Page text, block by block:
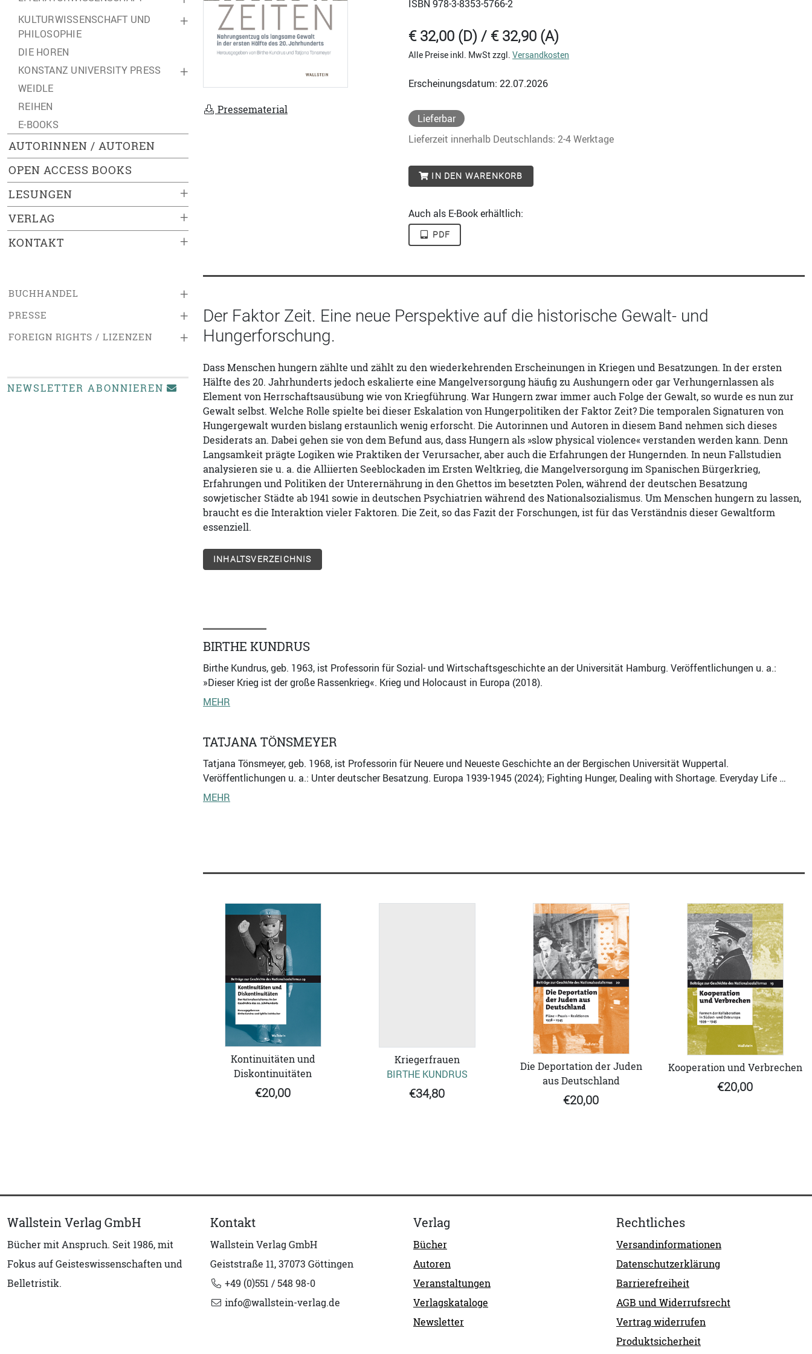
+
KULTURWISSENSCHAFT UND
PHILOSOPHIE
DIE HOREN
+
KONSTANZ UNIVERSITY PRESS
WEIDLE
REIHEN
E-BOOKS
AUTORINNEN / AUTOREN
OPEN ACCESS BOOKS
+
LESUNGEN
+
VERLAG
+
KONTAKT
+
BUCHHANDEL
+
PRESSE
+
FOREIGN RIGHTS / LIZENZEN
NEWSLETTER ABONNIEREN
Pressematerial
ISBN 978-3-8353-5766-2
€ 32,00 (D) / € 32,90 (A)
Alle Preise inkl. MwSt zzgl. Versandkosten
Erscheinungsdatum: 22.07.2026
Lieferbar
Lieferzeit innerhalb Deutschlands: 2-4 Werktage
IN DEN WARENKORB
Auch als E-Book erhältlich:
PDF
Der Faktor Zeit. Eine neue Perspektive auf die historische Gewalt- und
Hungerforschung.
Dass Menschen hungern zählte und zählt zu den wiederkehrenden Erscheinungen in Kriegen und Besatzungen. In der ersten
Hälfte des 20. Jahrhunderts jedoch eskalierte eine Mangelversorgung häufig zu Aushungern oder gar Verhungernlassen als
Element von Herrschaftsausübung wie von Kriegführung. War Hungern zwar immer auch Folge der Gewalt, so wurde es nun zur
Gewalt selbst. Welche Rolle spielte bei dieser Eskalation von Hungerpolitiken der Faktor Zeit? Die temporalen Signaturen von
Hungergewalt wurden bislang erstaunlich wenig erforscht. Die Autorinnen und Autoren in diesem Band nehmen sich dieses
Desiderats an. Dabei gehen sie von dem Befund aus, dass Hungern als »slow physical violence« verstanden werden kann. Denn
Langsamkeit prägte Logiken wie Praktiken der Verursacher, aber auch die Erfahrungen der Hungernden. In neun Fallstudien
analysieren sie u. a. die Alliierten Seeblockaden im Ersten Weltkrieg, die Mangelversorgung im Spanischen Bürgerkrieg,
Erfahrungen und Politiken der Unterernährung in den Ghettos im besetzten Polen, während der deutschen Besatzung
sowjetischer Städte ab 1941 sowie in deutschen Psychiatrien während des Nationalsozialismus. Um Menschen hungern zu lassen,
braucht es die Interaktion vieler Faktoren. Die Zeit, so das Fazit der Forschungen, ist für das Verständnis dieser Gewaltform
essenziell.
INHALTSVERZEICHNIS
BIRTHE KUNDRUS
Birthe Kundrus, geb. 1963, ist Professorin für Sozial- und Wirtschaftsgeschichte an der Universität Hamburg. Veröffentlichungen u. a.:
»Dieser Krieg ist der große Rassenkrieg«. Krieg und Holocaust in Europa (2018).
MEHR
TATJANA TÖNSMEYER
Tatjana Tönsmeyer, geb. 1968, ist Professorin für Neuere und Neueste Geschichte an der Bergischen Universität Wuppertal.
Veröffentlichungen u. a.: Unter deutscher Besatzung. Europa 1939-1945 (2024); Fighting Hunger, Dealing with Shortage. Everyday Life …
MEHR
Kontinuitäten und
Diskontinuitäten
€20,00
Kriegerfrauen
BIRTHE KUNDRUS
€34,80
Die Deportation der Juden
aus Deutschland
€20,00
Kooperation und Verbrechen
€20,00
Wallstein Verlag GmbH
Bücher mit Anspruch. Seit 1986, mit
Fokus auf Geisteswissenschaften und
Belletristik.
Kontakt
Wallstein Verlag GmbH
Geiststraße 11, 37073 Göttingen
+49 (0)551 / 548 98-0
info@wallstein-verlag.de
Verlag
Bücher
Autoren
Veranstaltungen
Verlagskataloge
Newsletter
Rechtliches
Versandinformationen
Datenschutzerklärung
Barrierefreiheit
AGB und Widerrufsrecht
Vertrag widerrufen
Produktsicherheit